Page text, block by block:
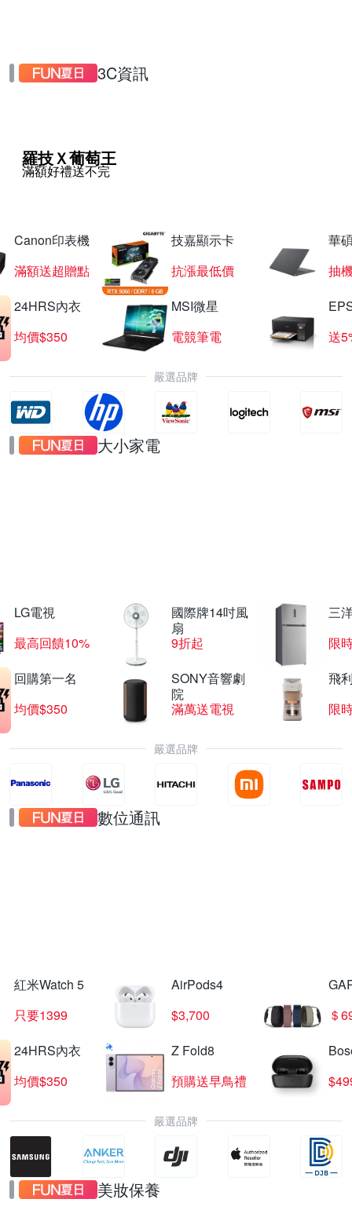
3C資訊
羅技Ｘ葡萄王
滿額好禮送不完
Canon印表機
滿額送超贈點
技嘉顯示卡
抗漲最低價
華
抽
24HRS內衣
均價$350
MSI微星
電競筆電
送
嚴選品牌
大小家電
LG電視
最高回饋10%
國際牌14吋風
扇
9折起
三
限
回購第一名
均價$350
SONY音響劇
院
滿萬送電視
飛
限
嚴選品牌
數位通訊
紅米Watch 5
只要1399
AirPods4
$3,700
＄
24HRS內衣
均價$350
Z Fold8
預購送早鳥禮
嚴選品牌
美妝保養